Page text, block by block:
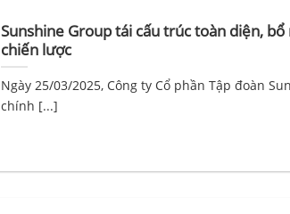
Sunshine Group tái cấu trúc toàn diện,
chiến lược
Ngày 25/03/2025, Công ty Cổ phần Tập đoàn
chính [...]